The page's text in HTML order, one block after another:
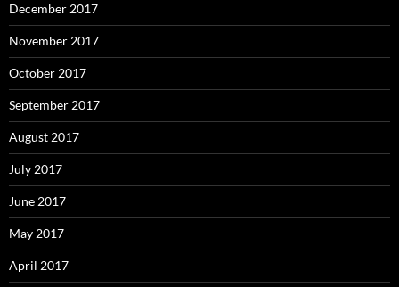
December 2017
November 2017
October 2017
September 2017
August 2017
July 2017
June 2017
May 2017
April 2017